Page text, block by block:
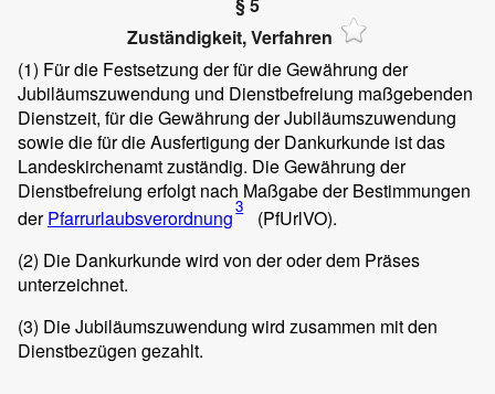
§ 5
Zuständigkeit, Verfahren
(1) Für die Festsetzung der für die Gewährung der
Jubiläumszuwendung und Dienstbefreiung maßgebenden
Dienstzeit, für die Gewährung der Jubiläumszuwendung
sowie die für die Ausfertigung der Dankurkunde ist das
Landeskirchenamt zuständig. Die Gewährung der
Dienstbefreiung erfolgt nach Maßgabe der Bestimmungen
derPfarrurlaubsverordnung3
(PfUrlVO).
(2) Die Dankurkunde wird von der oder dem Präses
unterzeichnet.
(3) Die Jubiläumszuwendung wird zusammen mit den
Dienstbezügen gezahlt.